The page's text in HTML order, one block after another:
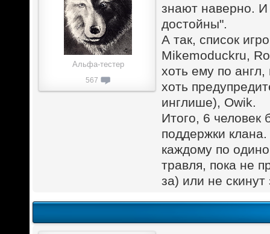
знают наверно. И
достойны".
А так, список
Mikemoduckru,
хоть ему по
хоть
инглише), Owik.
Итого, 6 человек
поддержки
каждому по
травля, пока не
за) или не
Альфа-тестер
567